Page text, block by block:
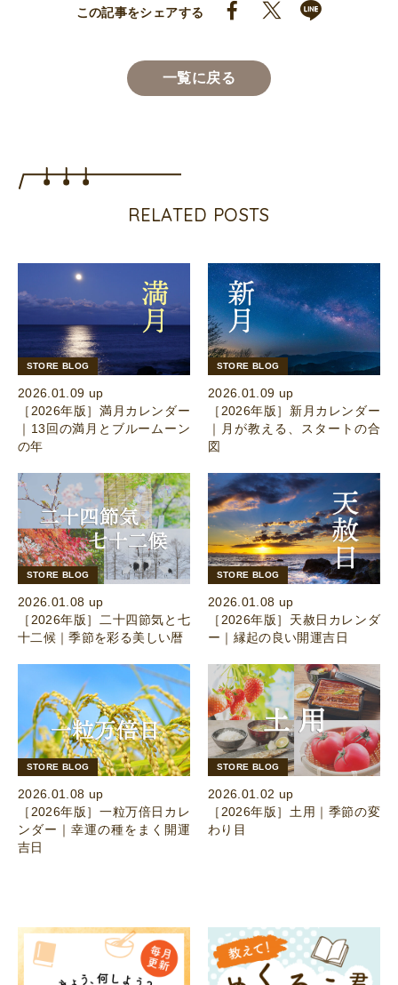
この記事をシェアする
一覧に戻る
RELATED POSTS
STORE BLOG
2026.01.09 up
［2026年版］満月カレンダー
｜13回の満月とブルームーン
の年
STORE BLOG
2026.01.09 up
［2026年版］新月カレンダー
｜月が教える、スタートの合
図
STORE BLOG
2026.01.08 up
［2026年版］二十四節気と七
十二候｜季節を彩る美しい暦
STORE BLOG
2026.01.08 up
［2026年版］天赦日カレンダ
ー｜縁起の良い開運吉日
STORE BLOG
2026.01.08 up
［2026年版］一粒万倍日カレ
ンダー｜幸運の種をまく開運
吉日
STORE BLOG
2026.01.02 up
［2026年版］土用｜季節の変
わり目